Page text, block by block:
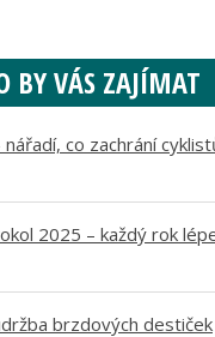
BY VÁS ZAJÍMAT
co zachrání
2025 – každý rok
brzdových destiček